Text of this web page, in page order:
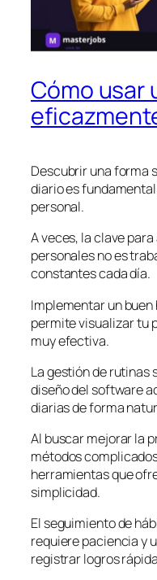
Cómo usar
Descubrir una forma
diario es
personal.
A veces, la clave
personales no es
constantes cada día.
Implementar un
permite visualizar tu
muy efectiva.
La gestión de rutinas
diseño del software
diarias de forma
Al buscar mejorar la
métodos
herramientas que
simplicidad.
El seguimiento de
requiere paciencia y
registrar logros